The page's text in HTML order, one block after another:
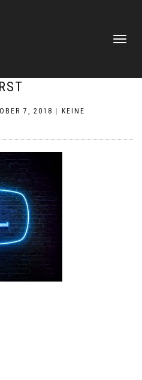
7, 2018
KEINE